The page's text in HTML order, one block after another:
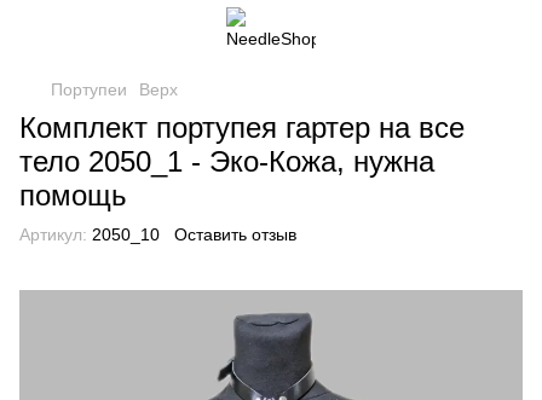
Портупеи Верх
Комплект портупея гартер на все
тело 2050_1 - Эко-Кожа, нужна
помощь
Артикул: 2050_10 Оставить отзыв